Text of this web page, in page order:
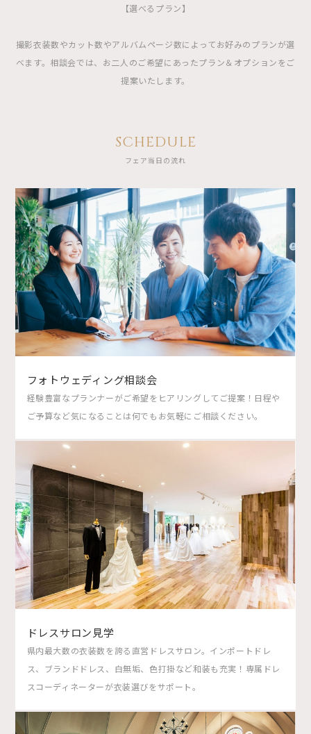
【選べるプラン】
撮影衣装数やカット数やアルバムページ数によってお好みのプランが選
べます。相談会では、お二人のご希望にあったプラン＆オプションをご
提案いたします。
SCHEDULE
フェア当日の流れ
フォトウェディング相談会
経験豊富なプランナーがご希望をヒアリングしてご提案！日程や
ご予算など気になることは何でもお気軽にご相談ください。
ドレスサロン見学
県内最大数の衣装数を誇る直営ドレスサロン。インポートドレ
ス、ブランドドレス、白無垢、色打掛など和装も充実！専属ドレ
スコーディネーターが衣装選びをサポート。